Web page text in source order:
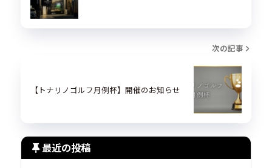
次の記事
【トナリノゴルフ月例杯】開催のお知らせ
最近の投稿